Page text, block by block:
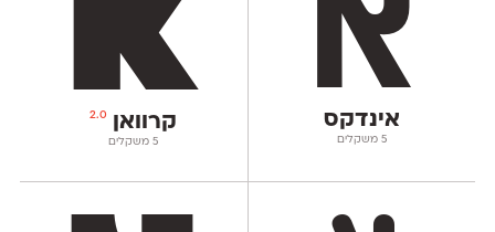
אינדקס
‫5 משקלים
קרוואן 2.0
‫5 משקלים